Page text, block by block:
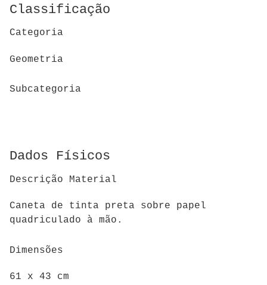
Classificação
Categoria
Geometria
Subcategoria
Dados Físicos
Descrição Material
Caneta de tinta preta sobre papel
quadriculado à mão.
Dimensões
61 x 43 cm